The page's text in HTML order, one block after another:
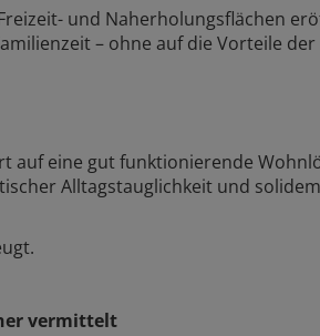
und Naherholungsflächen
– ohne auf die Vorteile der
auf eine gut funktionierende
Alltagstauglichkeit und solidem
vermittelt